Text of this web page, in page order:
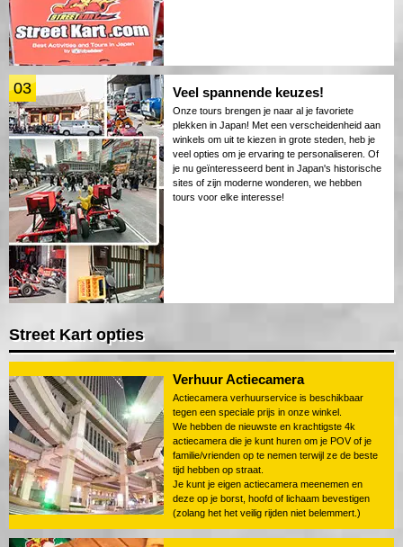
03 Veel spannende keuzes!
Onze tours brengen je naar al je favoriete
plekken in Japan! Met een verscheidenheid aan
winkels om uit te kiezen in grote steden, heb je
veel opties om je ervaring te personaliseren. Of
je nu geïnteresseerd bent in Japan's historische
sites of zijn moderne wonderen, we hebben
tours voor elke interesse!
Street Kart opties
Verhuur Actiecamera
Actiecamera verhuurservice is beschikbaar
tegen een speciale prijs in onze winkel.
We hebben de nieuwste en krachtigste 4k
actiecamera die je kunt huren om je POV of je
familie/vrienden op te nemen terwijl ze de beste
tijd hebben op straat.
Je kunt je eigen actiecamera meenemen en
deze op je borst, hoofd of lichaam bevestigen
(zolang het het veilig rijden niet belemmert.)